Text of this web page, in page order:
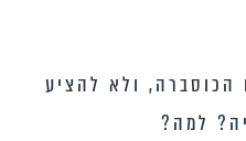
ולא להציע
למה?